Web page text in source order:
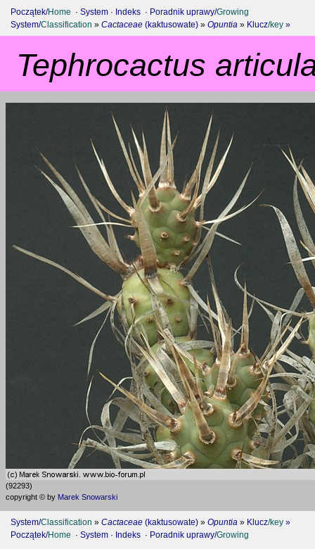
Początek/Home ·System · Indeks · Poradnik uprawy/Growing
System/Classification » Cactaceae (kaktusowate) » Opuntia » Klucz/key »
Tephrocactus
(92293)
copyright © by Marek Snowarski
System/Classification » Cactaceae (kaktusowate) » Opuntia » Klucz/key »
Początek/Home ·System · Indeks · Poradnik uprawy/Growing